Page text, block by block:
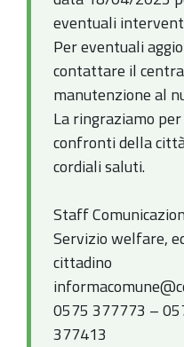
eventuali
Per eventuali
contattare il
manutenzione al
La ringraziamo
confronti della
cordiali saluti.
Staff
Servizio welfare,
cittadino
0575 377773 –
377413